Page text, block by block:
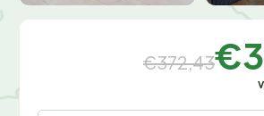
€372,43